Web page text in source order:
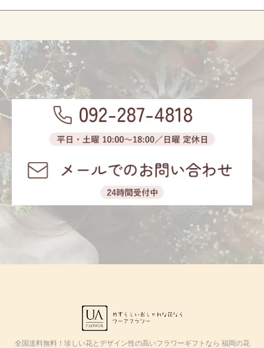
全国送料無料！珍しい花とデザイン性の高いフラワーギフトなら 福岡の花